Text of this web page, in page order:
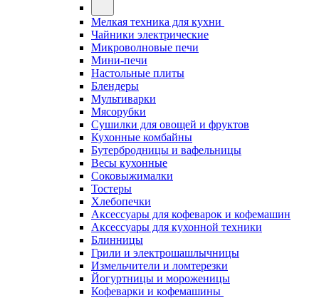
Мелкая техника для кухни
Чайники электрические
Микроволновые печи
Мини-печи
Настольные плиты
Блендеры
Мультиварки
Мясорубки
Сушилки для овощей и фруктов
Кухонные комбайны
Бутербродницы и вафельницы
Весы кухонные
Соковыжималки
Тостеры
Хлебопечки
Аксессуары для кофеварок и кофемашин
Аксессуары для кухонной техники
Блинницы
Грили и электрошашлычницы
Измельчители и ломтерезки
Йогуртницы и мороженицы
Кофеварки и кофемашины